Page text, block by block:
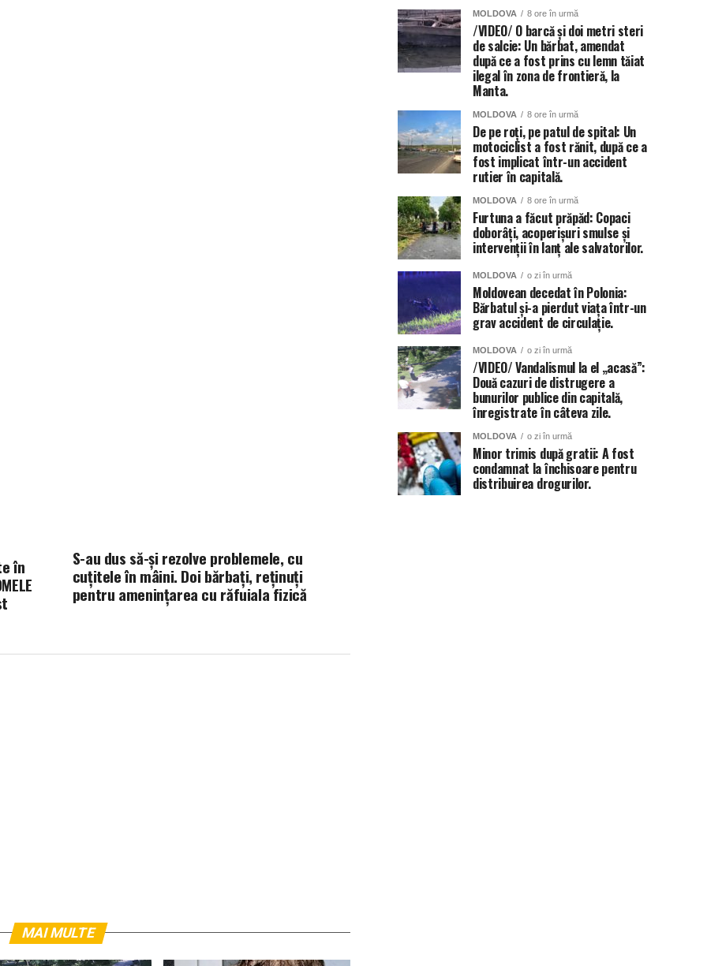
S-au dus să-și rezolve problemele, cu
cuțitele în mâini. Doi bărbați, reținuți
pentru amenințarea cu răfuiala fizică
în
MAI MULTE
MOLDOVA 8 ore în urmă
/VIDEO/ O barcă și doi metri steri
de salcie: Un bărbat, amendat
după ce a fost prins cu lemn tăiat
ilegal în zona de frontieră, la
Manta.
MOLDOVA 8 ore în urmă
De pe roți, pe patul de spital: Un
motociclist a fost rănit, după ce a
fost implicat într-un accident
rutier în capitală.
MOLDOVA 8 ore în urmă
Furtuna a făcut prăpăd: Copaci
doborâți, acoperișuri smulse și
intervenții în lanț ale salvatorilor.
MOLDOVA o zi în urmă
Moldovean decedat în Polonia:
Bărbatul și-a pierdut viața într-un
grav accident de circulație.
MOLDOVA o zi în urmă
/VIDEO/ Vandalismul la el „acasă”:
Două cazuri de distrugere a
bunurilor publice din capitală,
înregistrate în câteva zile.
MOLDOVA o zi în urmă
Minor trimis după gratii: A fost
condamnat la închisoare pentru
distribuirea drogurilor.